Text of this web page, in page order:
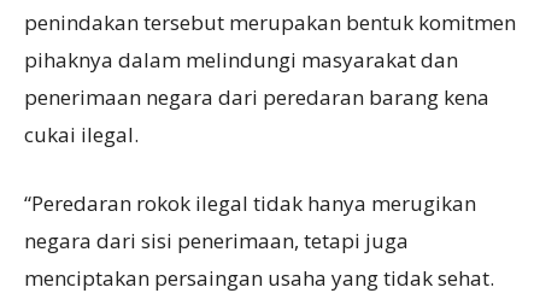
penindakan tersebut merupakan bentuk komitmen
pihaknya dalam melindungi masyarakat dan
penerimaan negara dari peredaran barang kena
cukai ilegal.
“Peredaran rokok ilegal tidak hanya merugikan
negara dari sisi penerimaan, tetapi juga
menciptakan persaingan usaha yang tidak sehat.